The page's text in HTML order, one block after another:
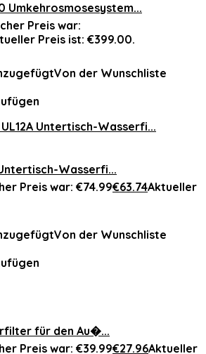
Umkehrosmosesystem...
Preis war:
Preis ist: €399.00.
Von der Wunschliste
Wasserfi...
Preis war: €74.99€63.74Aktueller
Von der Wunschliste
für den Au�...
Preis war: €39.99€27.96Aktueller